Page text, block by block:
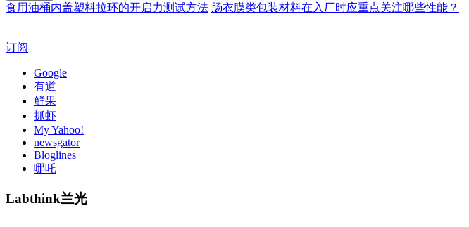
食用油桶内盖塑料拉环的开启力测试方法 肠衣膜类包装材料在入厂时应重点关注哪些性能？
订阅
Google
有道
鲜果
抓虾
My Yahoo!
newsgator
Bloglines
哪吒
Labthink兰光